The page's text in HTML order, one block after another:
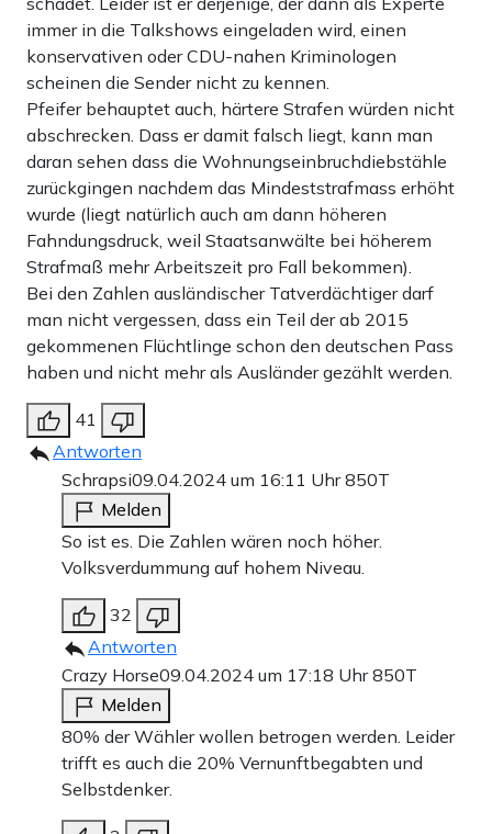
immer in die Talkshows eingeladen wird, einen
konservativen oder CDU-nahen Kriminologen
scheinen die Sender nicht zu kennen.
Pfeifer behauptet auch, härtere Strafen würden nicht
abschrecken. Dass er damit falsch liegt, kann man
daran sehen dass die Wohnungseinbruchdiebstähle
zurückgingen nachdem das Mindeststrafmass erhöht
wurde (liegt natürlich auch am dann höheren
Fahndungsdruck, weil Staatsanwälte bei höherem
Strafmaß mehr Arbeitszeit pro Fall bekommen).
Bei den Zahlen ausländischer Tatverdächtiger darf
man nicht vergessen, dass ein Teil der ab 2015
gekommenen Flüchtlinge schon den deutschen Pass
haben und nicht mehr als Ausländer gezählt werden.
41
Antworten
Schrapsi09.04.2024 um 16:11 Uhr850T
Melden
So ist es. Die Zahlen wären noch höher.
Volksverdummung auf hohem Niveau.
32
Antworten
Crazy Horse09.04.2024 um 17:18 Uhr850T
Melden
80% der Wähler wollen betrogen werden. Leider
trifft es auch die 20% Vernunftbegabten und
Selbstdenker.